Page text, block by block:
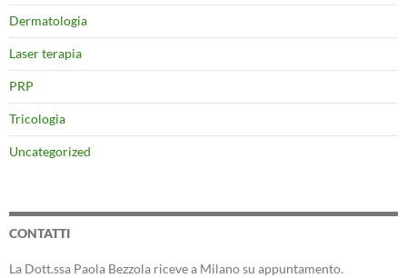
Dermatologia
Laser terapia
PRP
Tricologia
Uncategorized
CONTATTI
La Dott.ssa Paola Bezzola riceve a Milano su appuntamento.